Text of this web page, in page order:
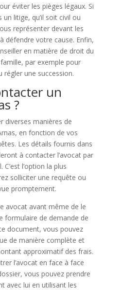
éviter les pièges légaux. Si
litige, qu’il soit civil ou
représenter devant les
défendre votre cause. Enfin,
en matière de droit du
par exemple pour
une succession.
un
?
diverses manières de
en fonction de vos
Les détails fournis dans
à contacter l’avocat par
l’option la plus
solliciter une requête ou
promptement.
avocat avant même de le
formulaire de demande de
document, vous pouvez
de manière complète et
approximatif des frais.
l’avocat en face à face
vous pouvez prendre
avec lui en utilisant les